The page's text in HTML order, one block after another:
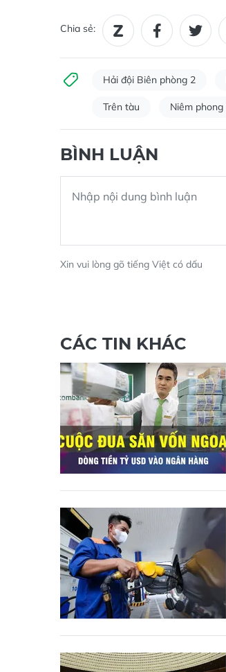
Chia sẻ:
Hải đội Biên phòng 2
Trên tàu Niêm phong
BÌNH LUẬN
Xin vui lòng gõ tiếng Việt có dấu
CÁC TIN KHÁC